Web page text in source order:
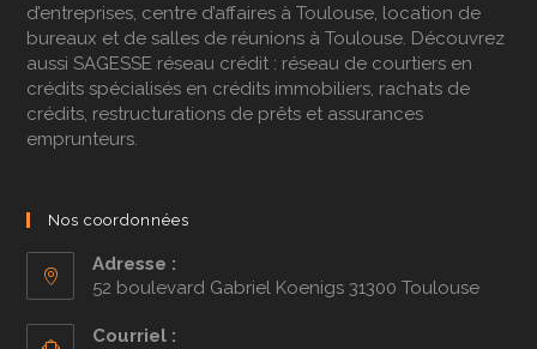
Le courtier est un acteur essentiel pour trouver une
assurance habitation étudiant pas cher. À l’inverse
des comparateurs automatiques, il étudie le profil
du jeune assuré : type de logement, durée de
location, risques de la zone géographique. Grâce
à sa connaissance du marché et des assureurs, il
courtier assiste l’assuré dans la déclaration et le
suivi du dossier. Son rôle est de protéger les
intérêts de son client et de faciliter toutes les
démarches, de la souscription à la
d’entreprises, centre d’affaires à Toulouse, location de
bureaux et de salles de réunions à Toulouse. Découvrez
aussiSAGESSE réseau crédit : réseau de courtiers en
crédits spécialisés en crédits immobiliers, rachats de
crédits, restructurations de prêts et assurances
emprunteurs.
Nos coordonnées
Adresse :
52 boulevard Gabriel Koenigs 31300 Toulouse
Courriel :